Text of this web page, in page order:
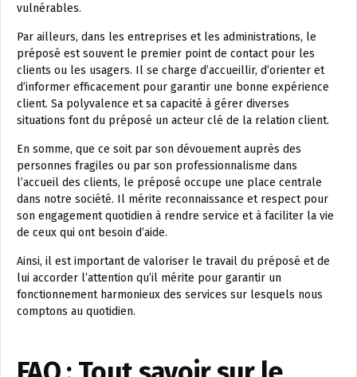
vulnérables.
Par ailleurs, dans les entreprises et les administrations, le
préposé est souvent le premier point de contact pour les
clients ou les usagers. Il se charge d’accueillir, d’orienter et
d’informer efficacement pour garantir une bonne expérience
client. Sa polyvalence et sa capacité à gérer diverses
situations font du préposé un acteur clé de la relation client.
En somme, que ce soit par son dévouement auprès des
personnes fragiles ou par son professionnalisme dans
l’accueil des clients, le préposé occupe une place centrale
dans notre société. Il mérite reconnaissance et respect pour
son engagement quotidien à rendre service et à faciliter la vie
de ceux qui ont besoin d’aide.
Ainsi, il est important de valoriser le travail du préposé et de
lui accorder l’attention qu’il mérite pour garantir un
fonctionnement harmonieux des services sur lesquels nous
comptons au quotidien.